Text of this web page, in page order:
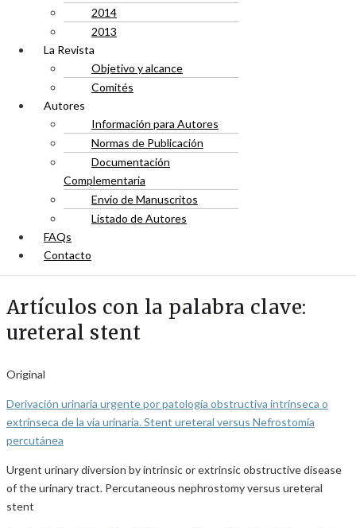
2014
2013
La Revista
Objetivo y alcance
Comités
Autores
Información para Autores
Normas de Publicación
Documentación
Complementaria
Envío de Manuscritos
Listado de Autores
FAQs
Contacto
Artículos con la palabra clave:
ureteral stent
Original
Derivación urinaria urgente por patología obstructiva intrínseca o
extrínseca de la vía urinaria. Stent ureteral versus Nefrostomía
percutánea
Urgent urinary diversion by intrinsic or extrinsic obstructive disease
of the urinary tract. Percutaneous nephrostomy versus ureteral
stent